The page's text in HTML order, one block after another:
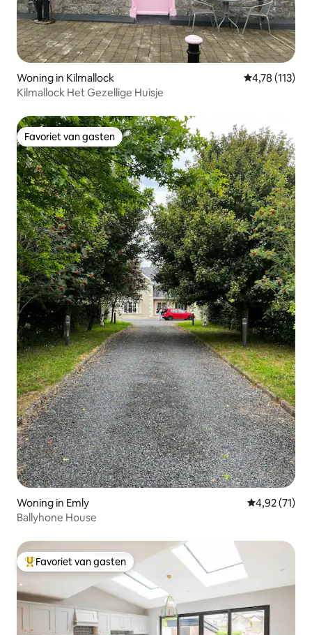
Woning in Kilmallock Gemiddelde
4,78 (113)
Kilmallock Het Gezellige Huisje
Favoriet van gasten
Favoriet van gasten
Woning in Emly Gemiddelde
4,92 (71)
Ballyhone House
Topfavoriet van gasten
Favoriet van gasten